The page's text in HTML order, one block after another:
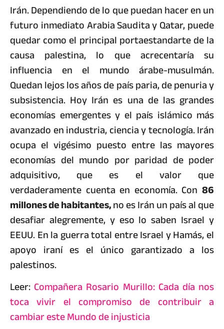
Irán. Dependiendo de lo que puedan hacer en un
futuro inmediato Arabia Saudita y Qatar, puede
quedar como el principal portaestandarte de la
causa palestina, lo que acrecentaría su
influencia en el mundo árabe-musulmán.
Quedan lejos los años de país paria, de penuria y
subsistencia. Hoy Irán es una de las grandes
economías emergentes y el país islámico más
avanzado en industria, ciencia y tecnología. Irán
ocupa el vigésimo puesto entre las mayores
economías del mundo por paridad de poder
adquisitivo, que es el valor que
verdaderamente cuenta en economía. Con 86
millones de habitantes,no es Irán un país al que
desafiar alegremente, y eso lo saben Israel y
EEUU. En la guerra total entre Israel y Hamás, el
apoyo iraní es el único garantizado a los
palestinos.
Leer: Compañera Rosario Murillo: Cada día nos
toca vivir el compromiso de contribuir a
cambiar este Mundo de injusticia